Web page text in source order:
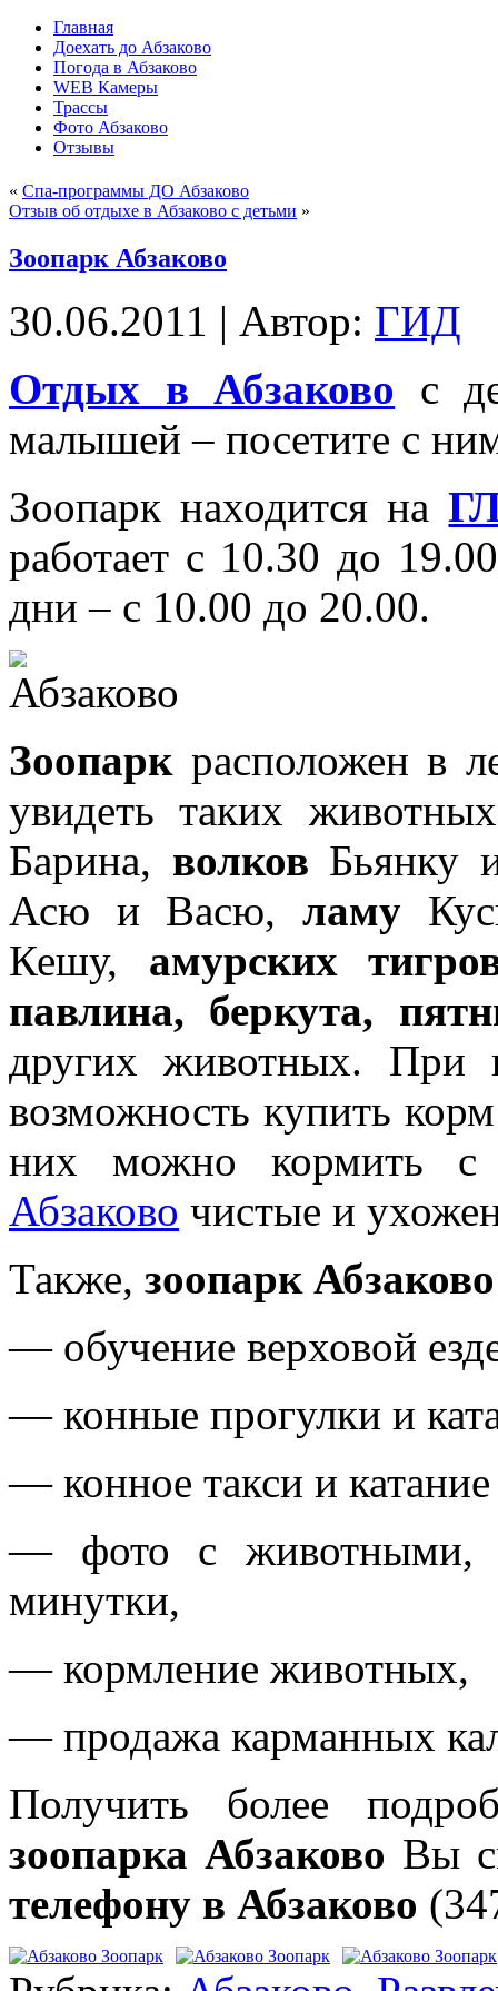
Главная
Доехать до Абзаково
Погода в Абзаково
WEB Камеры
Трассы
Фото Абзаково
Отзывы
« Спа-программы ДО Абзаково
Отзыв об отдыхе в Абзаково с детьми »
Зоопарк Абзаково
30.06.2011 | Автор: ГИД
Отдых в Абзаково с
малышей – посетите с
Зоопарк находится на
работает с 10.30 до
дни – с 10.00 до 20.00.
Зоопаркрасположен в
увидеть таких
Барина, волков Бьянку
Асю и Васю,ламу
Кешу, амурских
павлина, беркута,
других животных. При
возможность купить
них можно кормить
Абзаково чистые и
Также, зоопарк Абзаково
— обучение верховой
— конные прогулки и
— конное такси и
— фото с животными,
минутки,
— кормление животных,
— продажа карманных
Получить более
зоопарка Абзаково Вы
телефону в Абзаково